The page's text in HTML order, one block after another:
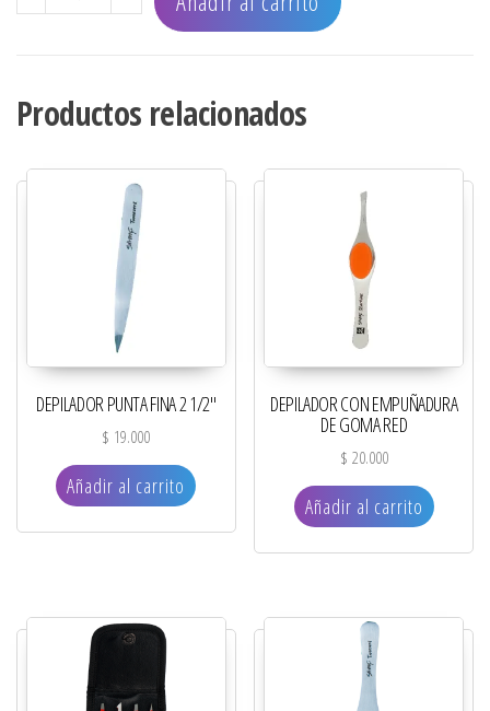
Productos relacionados
DEPILADOR PUNTA FINA 2 1/2″
$ 19.000
Añadir al carrito
DEPILADOR CON EMPUÑADURA
DE GOMA RED
$ 20.000
Añadir al carrito